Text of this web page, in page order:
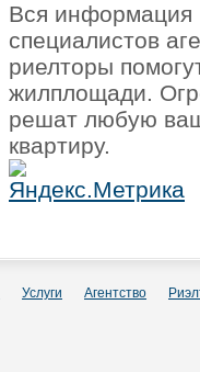
Вся информация
специалистов
риелторы
жилплощади.
решат любую
квартиру.
Услуги Агентство